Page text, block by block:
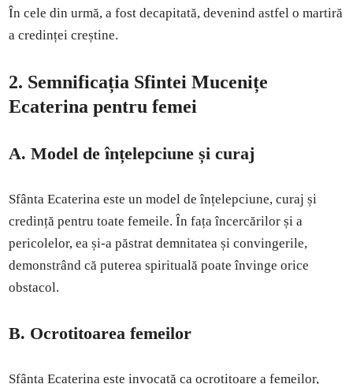
În cele din urmă, a fost decapitată, devenind astfel o martiră
a credinței creștine.
2. Semnificația Sfintei Mucenițe
Ecaterina pentru femei
A. Model de înțelepciune și curaj
Sfânta Ecaterina este un model de înțelepciune, curaj și
credință pentru toate femeile. În fața încercărilor și a
pericolelor, ea și-a păstrat demnitatea și convingerile,
demonstrând că puterea spirituală poate învinge orice
obstacol.
B. Ocrotitoarea femeilor
Sfânta Ecaterina este invocată ca ocrotitoare a femeilor,